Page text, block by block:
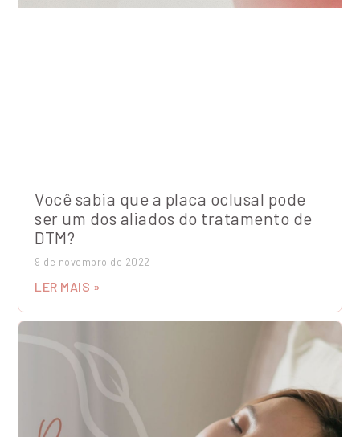
Você sabia que a placa oclusal pode
ser um dos aliados do tratamento de
DTM?
9 de novembro de 2022
LER MAIS »